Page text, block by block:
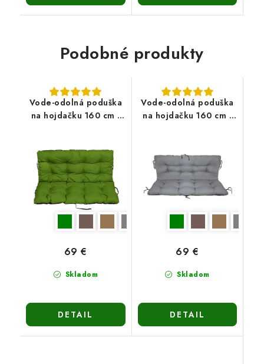
Podobné produkty
Vode-odolná poduška
na hojdačku 160 cm -
Skladom
69 €
DETAIL
Vode-odolná poduška
na hojdačku 160 cm -
Skladom
69 €
DETAIL